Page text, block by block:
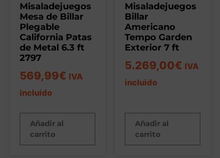
Misaladejuegos
Mesa de Billar
Plegable
California Patas
de Metal 6.3 ft
2797
569,99€ IVA
incluido
Añadir al
carrito
Misaladejuegos
Billar
Americano
Tempo Garden
Exterior 7 ft
5.269,00€ IVA
incluido
Añadir al
carrito